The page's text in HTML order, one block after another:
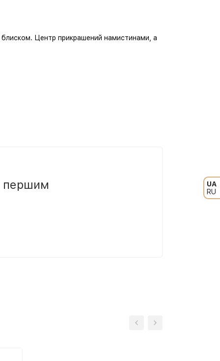
UA
RU
Центр прикрашений намистинами, а
першим